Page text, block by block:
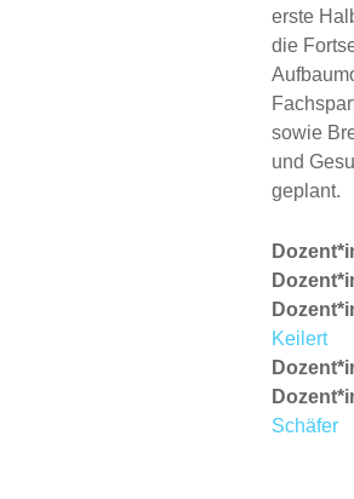
erste
die
sowie
und
geplant.
Keilert
Schäfer